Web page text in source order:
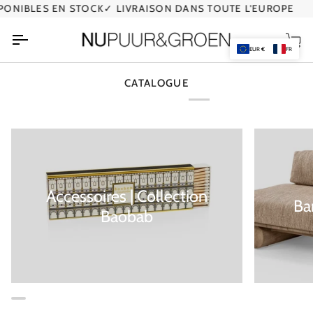
Passer
EN STOCK✓ LIVRAISON DANS TOUTE L'EUROPE
CATALOGUE
Accessoires | Collection
Baobab
EUR € FR